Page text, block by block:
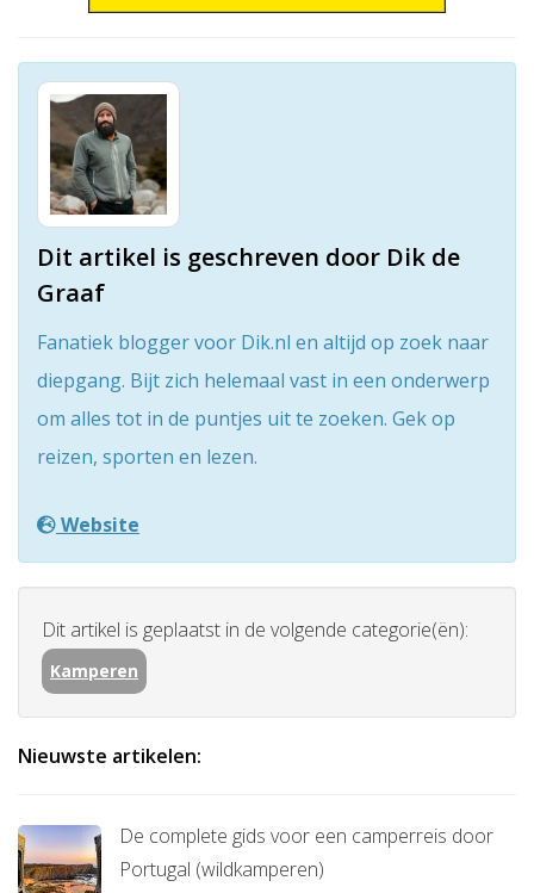
Dit artikel is geschreven door Dik de
Graaf
Fanatiek blogger voor Dik.nl en altijd op zoek naar
diepgang. Bijt zich helemaal vast in een onderwerp
om alles tot in de puntjes uit te zoeken. Gek op
reizen, sporten en lezen.
Website
Dit artikel is geplaatst in de volgende categorie(ën):
Kamperen
Nieuwste artikelen:
De complete gids voor een camperreis door
Portugal (wildkamperen)